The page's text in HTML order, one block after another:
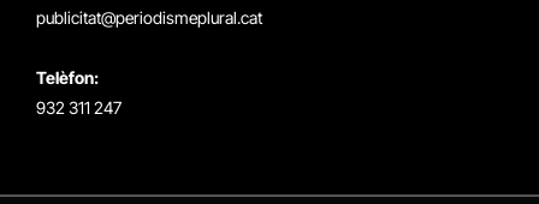
publicitat@periodismeplural.cat
Telèfon:
932 311 247